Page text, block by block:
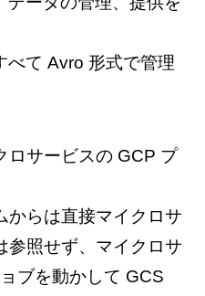
べて Avro 形式で管理
ロサービスの GCP プ
からは直接マイクロサ
参照せず、マイクロサ
ブを動かして GCS